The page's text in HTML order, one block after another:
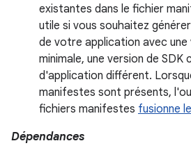
existantes dans le fichier
utile si vous souhaitez
de votre application avec une
minimale, une version de SDK
d'application différent.
manifestes sont présents,
fichiers manifestes fusionne
Dépendances